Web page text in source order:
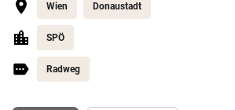
Wien Donaustadt
SPÖ
Radweg